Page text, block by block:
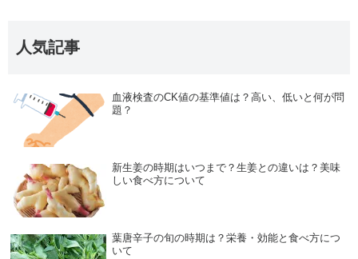
人気記事
血液検査のCK値の基準値は？高い、低いと何が問
題？
新生姜の時期はいつまで？生姜との違いは？美味
しい食べ方について
葉唐辛子の旬の時期は？栄養・効能と食べ方につ
いて